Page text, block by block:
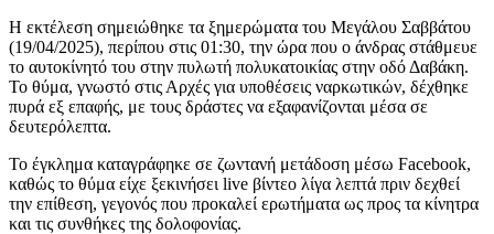
Η εκτέλεση σημειώθηκε τα ξημερώματα του Μεγάλου Σαββάτου
(19/04/2025), περίπου στις 01:30, την ώρα που ο άνδρας στάθμευε
το αυτοκίνητό του στην πυλωτή πολυκατοικίας στην οδό Δαβάκη.
Το θύμα, γνωστό στις Αρχές για υποθέσεις ναρκωτικών, δέχθηκε
πυρά εξ επαφής, με τους δράστες να εξαφανίζονται μέσα σε
δευτερόλεπτα.
Το έγκλημα καταγράφηκε σε ζωντανή μετάδοση μέσω Facebook,
καθώς το θύμα είχε ξεκινήσει live βίντεο λίγα λεπτά πριν δεχθεί
την επίθεση, γεγονός που προκαλεί ερωτήματα ως προς τα κίνητρα
και τις συνθήκες της δολοφονίας.